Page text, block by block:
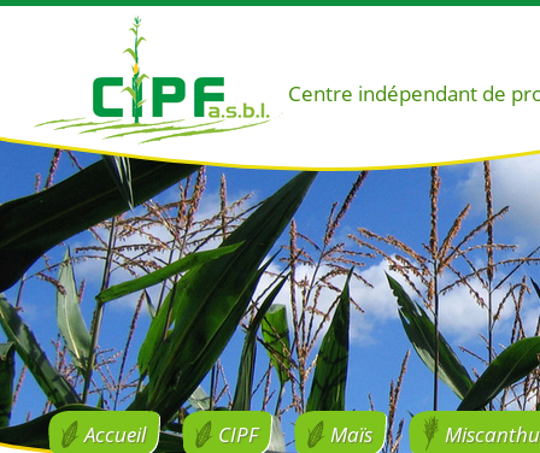
Centre indépendant de
Accueil CIPF Maïs